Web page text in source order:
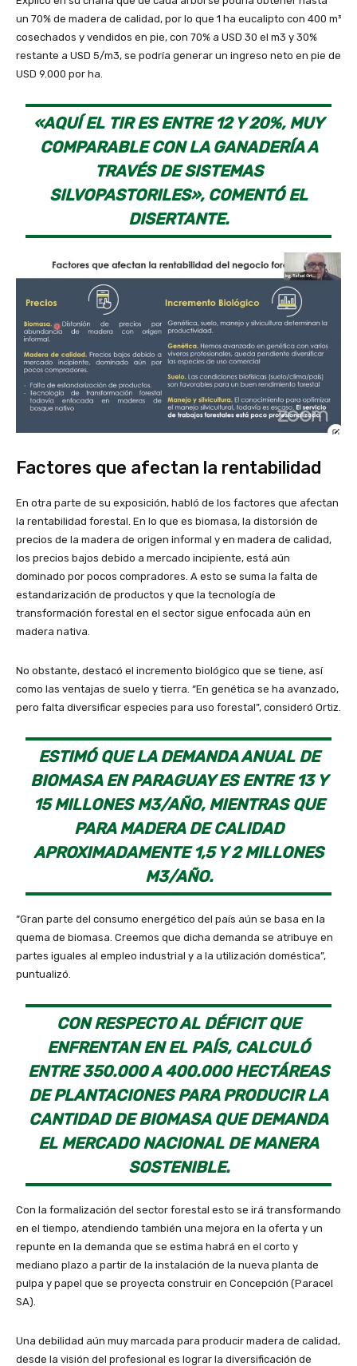
un 70% de madera de calidad, por lo que 1 ha eucalipto con 400 m³
cosechados y vendidos en pie, con 70% a USD 30 el m3 y 30%
restante a USD 5/m3, se podría generar un ingreso neto en pie de
USD 9.000 por ha.
«AQUÍ EL TIR ES ENTRE 12 Y 20%, MUY
COMPARABLE CON LA GANADERÍA A
TRAVÉS DE SISTEMAS
SILVOPASTORILES», COMENTÓ EL
DISERTANTE.
Factores que afectan la rentabilidad
En otra parte de su exposición, habló de los factores que afectan
la rentabilidad forestal. En lo que es biomasa, la distorsión de
precios de la madera de origen informal y en madera de calidad,
los precios bajos debido a mercado incipiente, está aún
dominado por pocos compradores. A esto se suma la falta de
estandarización de productos y que la tecnología de
transformación forestal en el sector sigue enfocada aún en
madera nativa.
No obstante, destacó el incremento biológico que se tiene, así
como las ventajas de suelo y tierra. “En genética se ha avanzado,
pero falta diversificar especies para uso forestal”, consideró Ortiz.
ESTIMÓ QUE LA DEMANDA ANUAL DE
BIOMASA EN PARAGUAY ES ENTRE 13 Y
15 MILLONES M3/AÑO, MIENTRAS QUE
PARA MADERA DE CALIDAD
APROXIMADAMENTE 1,5 Y 2 MILLONES
M3/AÑO.
“Gran parte del consumo energético del país aún se basa en la
quema de biomasa. Creemos que dicha demanda se atribuye en
partes iguales al empleo industrial y a la utilización doméstica”,
puntualizó.
CON RESPECTO AL DÉFICIT QUE
ENFRENTAN EN EL PAÍS, CALCULÓ
ENTRE 350.000 A 400.000 HECTÁREAS
DE PLANTACIONES PARA PRODUCIR LA
CANTIDAD DE BIOMASA QUE DEMANDA
EL MERCADO NACIONAL DE MANERA
SOSTENIBLE.
Con la formalización del sector forestal esto se irá transformando
en el tiempo, atendiendo también una mejora en la oferta y un
repunte en la demanda que se estima habrá en el corto y
mediano plazo a partir de la instalación de la nueva planta de
pulpa y papel que se proyecta construir en Concepción (Paracel
SA).
Una debilidad aún muy marcada para producir madera de calidad,
desde la visión del profesional es lograr la diversificación de